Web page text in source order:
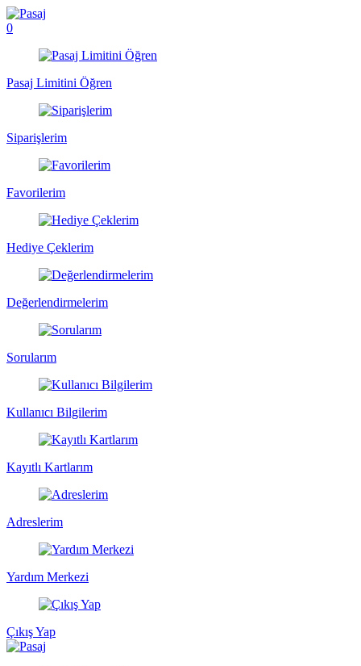
0
Pasaj Limitini Öğren
Siparişlerim
Favorilerim
Hediye Çeklerim
Değerlendirmelerim
Sorularım
Kullanıcı Bilgilerim
Kayıtlı Kartlarım
Adreslerim
Yardım Merkezi
Çıkış Yap